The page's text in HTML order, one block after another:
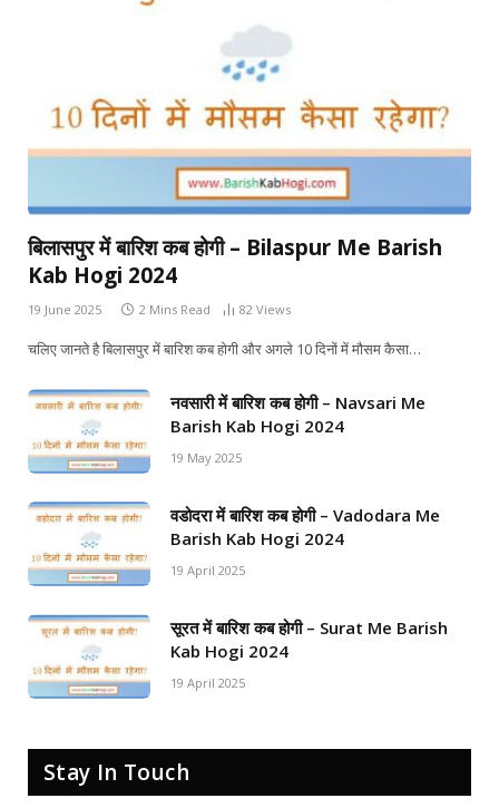
बिलासपुर में बारिश कब होगी – Bilaspur Me Barish
Kab Hogi 2024
19 June 2025 2 Mins Read 82 Views
चलिए जानते है बिलासपुर में बारिश कब होगी और अगले 10 दिनों में मौसम कैसा…
नवसारी में बारिश कब होगी – Navsari Me
Barish Kab Hogi 2024
19 May 2025
वडोदरा में बारिश कब होगी – Vadodara Me
Barish Kab Hogi 2024
19 April 2025
सूरत में बारिश कब होगी – Surat Me Barish
Kab Hogi 2024
19 April 2025
Stay In Touch